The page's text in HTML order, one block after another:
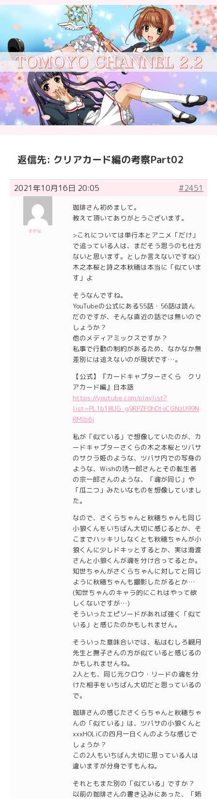
返信先: クリアカード編の考察Part02
2021年10月16日 20:05 #2451
すずな
珈琲さん初めまして。
教えて頂いてありがとうございます。
>これについては単行本とアニメ「だけ」
で追っている人は、まだそう思うのも仕方
ないと思います。としか言えないですね()
木之本桜と詩之本秋穂は本当に「似ていま
す」よ
そうなんですね。
YouTubeの公式にある55話・56話は読ん
だのですが、そんな直近の話では無いので
しょうか？
他のメディアミックスですか？
私事で行動の制約があるため、なかなか無
差別には追えないのが現状です…。
【公式】『カードキャプターさくら クリ
アカード編』日本語
https://youtube.com/playlist?
list=PL1b18UG_g9RPZF0hDtoCGNzU99N
RMlb6j
私が「似ている」で想像していたのが、カ
ードキャプターさくらの木之本桜とツバサ
のサクラ姫のような、ツバサ内での写身の
ような、Wishの琇一郎さんとその転生者
の宗一郎さんのような、「魂が同じ」や
「瓜二つ」みたいなものを想像していまし
た。
なので、さくらちゃんと秋穂ちゃんも同じ
小狼くんをいちばん大切に感じるとか、そ
こまでハッキリしなくとも秋穂ちゃんが小
狼くんに少しドキッとするとか、実は海渡
さんと小狼くんが魂を分け合ってるとか。
知世ちゃんがさくらちゃんに対してと同じ
ように秋穂ちゃんも撮影したがるとか…
(知世ちゃんのキャラ的にこれはやって欲
しくないですが…)
そういったエピソードがあれば強く「似て
いる」と感じたのかもしれません。
そういった意味合いでは、私はむしろ観月
先生と撫子さんの方が似ていると感じるの
かもしれませんね。
2人とも、同じ元クロウ・リードの魂を分
けた相手をいちばん大切だと思っているの
で。
珈琲さんの感じたさくらちゃんと秋穂ちゃ
んの「似ている」は、ツバサの小狼くんと
xxxHOLiCの四月一日くんのような感じで
しょうか？
この2人もいちばん大切に思っている人は
違いますが分身ですもんね。
それともまた別の「似ている」ですか？
以前の珈琲さんの書き込みにあった、「姉